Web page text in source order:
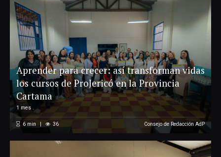
Aprender para crecer: así transforman vidas
los cursos de ProJericó en la Provincia
Cartama
1 mes .
6min 36 Consejo de Redacción AdP